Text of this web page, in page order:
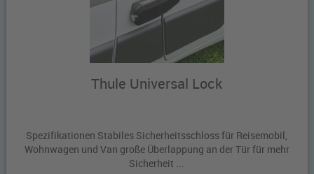
Thule Universal Lock
Spezifikationen Stabiles Sicherheitsschloss für Reisemobil,
Wohnwagen und Van große Überlappung an der Tür für mehr
Sicherheit ...